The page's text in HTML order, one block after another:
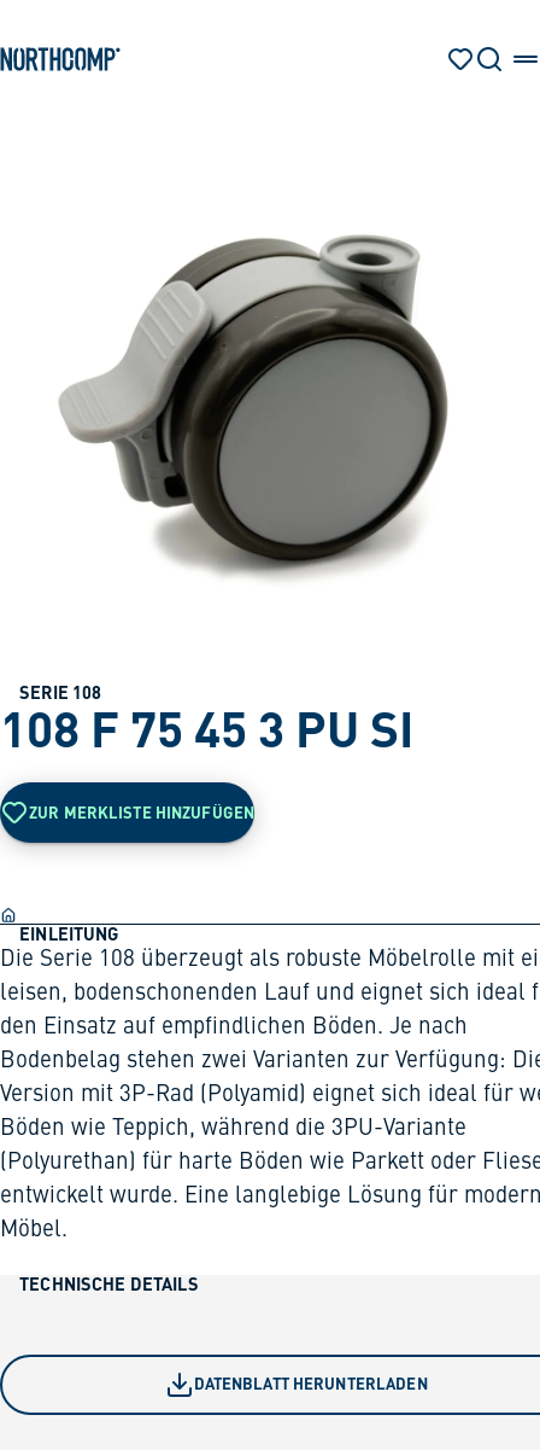
Zur Navigation springen
SUCHE
DE
SERIE 108
108 F 75 45 3 PU SI
ZUR MERKLISTE HINZUFÜGEN
EINLEITUNG
Die Serie 108 überzeugt als robuste Möbelrolle mit
leisen, bodenschonenden Lauf und eignet sich ideal
den Einsatz auf empfindlichen Böden. Je nach
Bodenbelag stehen zwei Varianten zur Verfügung:
Version mit 3P-Rad (Polyamid) eignet sich ideal für
Böden wie Teppich, während die 3PU-Variante
(Polyurethan) für harte Böden wie Parkett oder
entwickelt wurde. Eine langlebige Lösung für
Möbel.
TECHNISCHE DETAILS
DATENBLATT HERUNTERLADEN